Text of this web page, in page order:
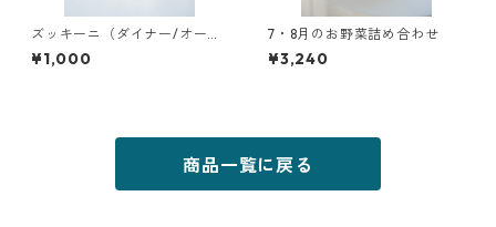
ズッキーニ（ダイナー/オータ
¥1,000
7・8月のお野菜詰め合わせ
¥3,240
商品一覧に戻る